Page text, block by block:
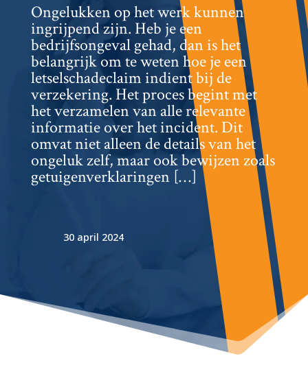
Ongelukken op het werk kunnen
ingrijpend zijn.​ Heb je een
bedrijfsongeval gehad, dan is het
belangrijk om te weten hoe je een
letselschadeclaim indient bij de
verzekering.​ Het proces begint met
het verzamelen van alle relevante
informatie over het incident.​ Dit
omvat niet alleen de details van het
ongeluk zelf, maar ook bewijzen zoals
getuigenverklaringen […]
30 april 2024